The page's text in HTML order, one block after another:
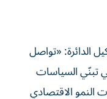
الدائرة: «تواصل
تبنّي السياسات
النمو الاقتصادي